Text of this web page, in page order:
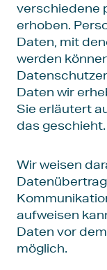
verschiedene
erhoben.
Daten, mit
werden
Daten wir
Sie erläutert
das geschieht.
Wir weisen
aufweisen
Daten vor
möglich.